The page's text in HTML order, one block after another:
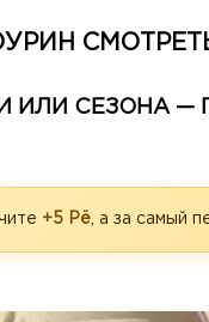
ИЛИ СЕЗОНА
+5 Рё , а за самый